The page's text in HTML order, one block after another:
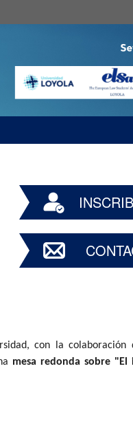
con la
mesa redonda sobre